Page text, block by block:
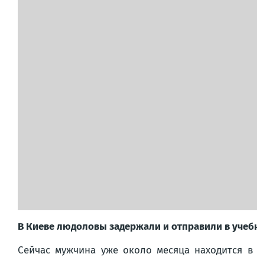
В Киеве людоловы задержали и отправили в
Сейчас мужчина уже около месяца находится